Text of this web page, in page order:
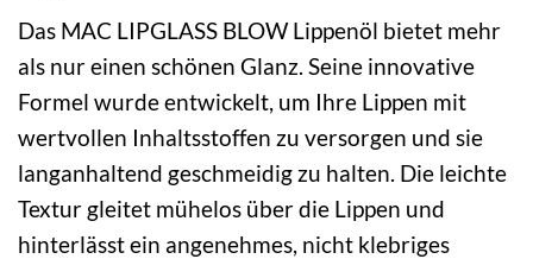
Das MAC LIPGLASS BLOW Lippenöl bietet mehr
als nur einen schönen Glanz. Seine innovative
Formel wurde entwickelt, um Ihre Lippen mit
wertvollen Inhaltsstoffen zu versorgen und sie
langanhaltend geschmeidig zu halten. Die leichte
Textur gleitet mühelos über die Lippen und
hinterlässt ein angenehmes, nicht klebriges